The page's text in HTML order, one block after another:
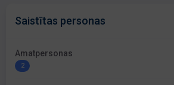
Saistītas personas
Amatpersonas
2